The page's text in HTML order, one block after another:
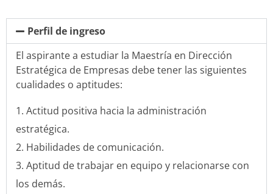
Perfil de ingreso
El aspirante a estudiar la Maestría en Dirección
Estratégica de Empresas debe tener las siguientes
cualidades o aptitudes:
Actitud positiva hacia la administración
estratégica.
Habilidades de comunicación.
Aptitud de trabajar en equipo y relacionarse con
los demás.